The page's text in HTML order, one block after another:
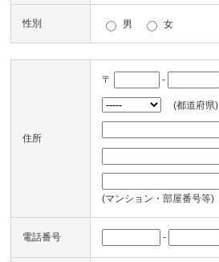
性別 男 女
住所
〒 -
(都道府県)
(マンション・部屋番号等)
電話番号 -